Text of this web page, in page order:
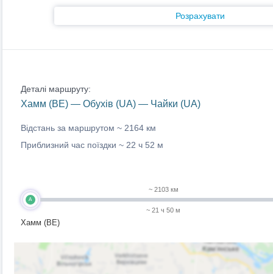
Розрахувати
Деталі маршруту:
Хамм (BE) — Обухів (UA) — Чайки (UA)
Відстань за маршрутом ~ 2164 км
Приблизний час поїздки ~ 22 ч 52 м
A
Хамм (BE)
~ 2103 км
~ 21 ч 50 м